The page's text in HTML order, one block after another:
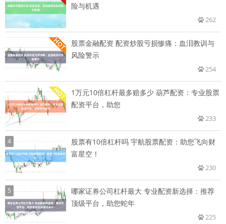
险与机遇
262
股票金融配资 配资炒股亏损惨痛：血泪教训与
风险警示
254
1万元10倍杠杆最多赔多少 葫芦配资：专业股票
配资平台，助您
233
4
股票有10倍杠杆吗 宇航股票配资：助您飞向财
富星空！
230
5
哪家证券公司杠杆最大 专业配资新选择：推荐
顶级平台，助您蛇年
225